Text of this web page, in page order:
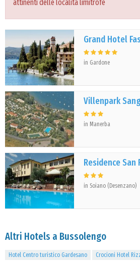
attinenti delle località limitrofe
Grand Hotel
in Gardone
Villenpark
in Manerba
Residence San
in Soiano (Desenzano)
Altri Hotels a Bussolengo
Hotel Centro turistico Gardesano Crocioni Hotel